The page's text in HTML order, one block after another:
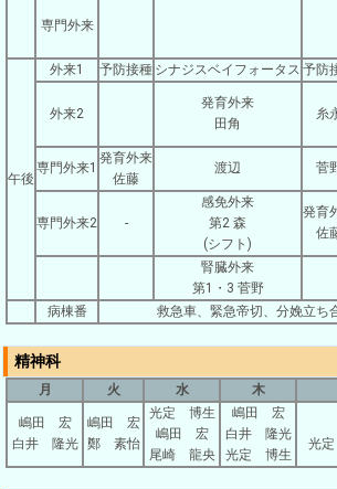
専門外来
午後
外来1 予防接種 シナジスベイフォータス 予防
外来2
発育外来
田角
糸
専門外来1
発育外来
佐藤
渡辺 菅
専門外来2 -
感免外来
第2 森
(シフト)
発育
佐
腎臓外来
第1・3 菅野
病棟番
救急車、緊急帝切、分娩立ち
精神科
月 火 水 木
嶋田 宏
白井 隆光
嶋田 宏
鄭 素怡
光定 博生
嶋田 宏
尾崎 龍央
嶋田 宏
白井 隆光
光定 博生
光